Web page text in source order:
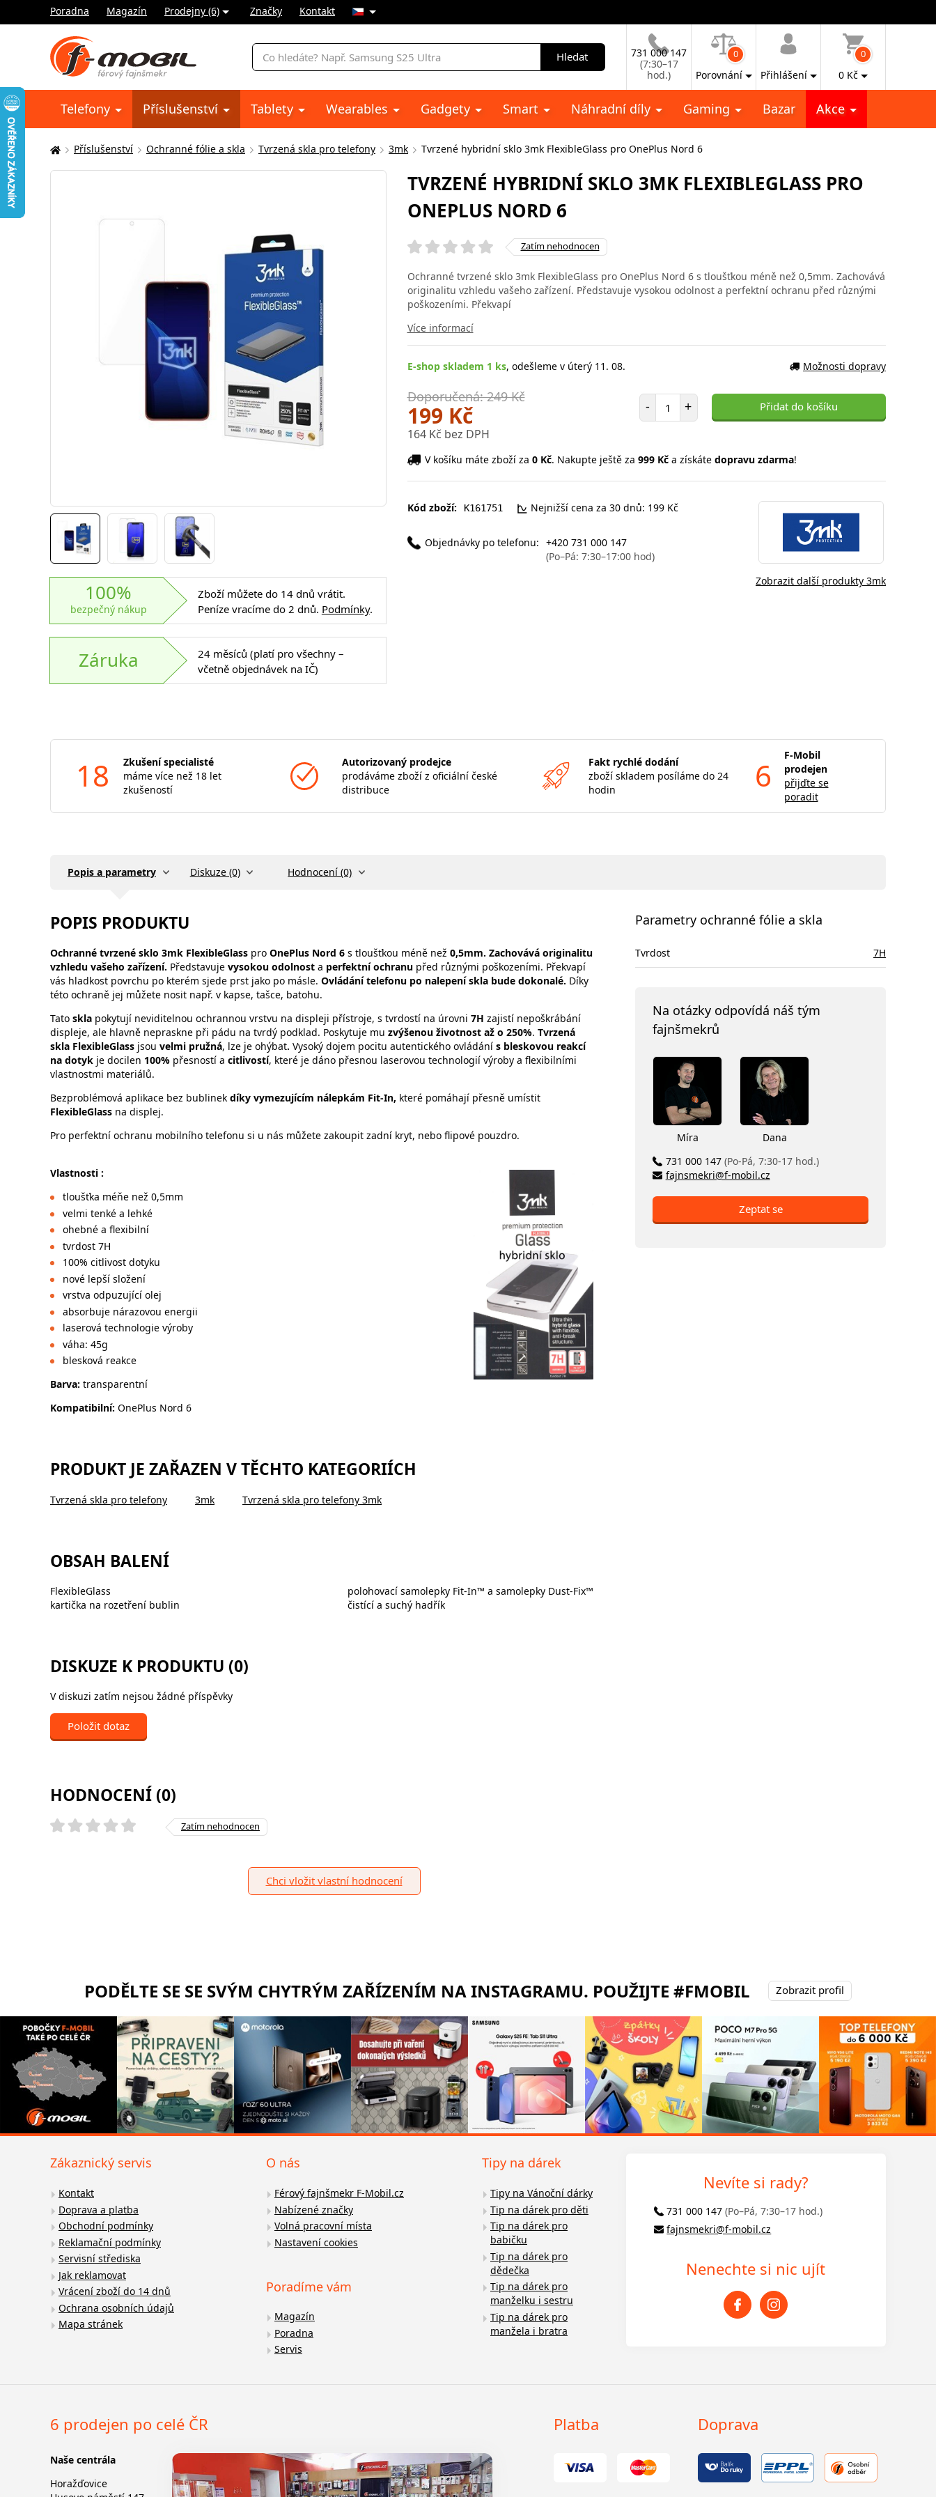
Poradna Magazín Prodejny (6) Značky Kontakt
Vyhledávání
Hledat
731 000 147
(7:30–17
hod.)
0
Porovnání Přihlášení
0
0 Kč
Telefony Příslušenství Tablety Wearables Gadgety Smart Náhradní díly Gaming Bazar Akce
Zde
se
Příslušenství Ochranné fólie a skla Tvrzená skla pro telefony 3mk Tvrzené hybridní sklo 3mk FlexibleGlass pro OnePlus Nord 6
100%
bezpečný nákup
Zboží můžete do 14 dnů vrátit.
Peníze vracíme do 2 dnů. Podmínky.
Záruka
24 měsíců (platí pro všechny –
včetně objednávek na IČ)
TVRZENÉ HYBRIDNÍ SKLO 3MK FLEXIBLEGLASS PRO
ONEPLUS NORD 6
Zatím nehodnocen
Ochranné tvrzené sklo 3mk FlexibleGlass pro OnePlus Nord 6 s tloušťkou méně než 0,5mm. Zachovává
originalitu vzhledu vašeho zařízení. Představuje vysokou odolnost a perfektní ochranu před různými
poškozeními. Překvapí
Více informací
E-shop skladem 1 ks, odešleme v úterý 11. 08. Možnosti dopravy
Doporučená: 249 Kč
199 Kč
164 Kč bez DPH
- Počet položek
+ Přidat do košíku
V košíku máte zboží za 0 Kč. Nakupte ještě za 999 Kča získáte dopravu zdarma!
Kód zboží: K161751 Nejnižší cena za 30 dnů: 199 Kč
Objednávky po telefonu: +420 731 000 147
(Po–Pá: 7:30–17:00 hod)
Zobrazit další produkty 3mk
18
Zkušení specialisté
máme více než 18 let
zkušeností
Autorizovaný prodejce
prodáváme zboží z oficiální české
distribuce
Fakt rychlé dodání
zboží skladem posíláme do 24
hodin
6
F-Mobil
prodejen
přijďte se
poradit
Popis a parametry Diskuze (0) Hodnocení (0)
POPIS PRODUKTU
Ochranné tvrzené sklo 3mk FlexibleGlass pro OnePlus Nord 6 s tloušťkou méně než 0,5mm. Zachovává originalitu
vzhledu vašeho zařízení. Představuje vysokou odolnost a perfektní ochranu před různými poškozeními. Překvapí
vás hladkost povrchu po kterém sjede prst jako po másle. Ovládání telefonu po nalepení skla bude dokonalé. Díky
této ochraně jej můžete nosit např. v kapse, tašce, batohu.
Tato skla pokytují neviditelnou ochrannou vrstvu na displeji přístroje, s tvrdostí na úrovni 7H zajistí nepoškrábání
displeje, ale hlavně nepraskne při pádu na tvrdý podklad. Poskytuje mu zvýšenou životnost až o 250%. Tvrzená
skla FlexibleGlass jsou velmi pružná, lze je ohýbat. Vysoký dojem pocitu autentického ovládání s bleskovou reakcí
na dotyk je docilen 100% přesností a citlivostí, které je dáno přesnou laserovou technologií výroby a flexibilními
vlastnostmi materiálů.
Bezproblémová aplikace bez bublinek díky vymezujícím nálepkám Fit-In, které pomáhají přesně umístit
FlexibleGlass na displej.
Pro perfektní ochranu mobilního telefonu si u nás můžete zakoupit zadní kryt, nebo flipové pouzdro.
Vlastnosti :
tloušťka méňe než 0,5mm
velmi tenké a lehké
ohebné a flexibilní
tvrdost 7H
100% citlivost dotyku
nové lepší složení
vrstva odpuzující olej
absorbuje nárazovou energii
laserová technologie výroby
váha: 45g
blesková reakce
Barva: transparentní
Kompatibilní: OnePlus Nord 6
PRODUKT JE ZAŘAZEN V TĚCHTO KATEGORIÍCH
Tvrzená skla pro telefony 3mk Tvrzená skla pro telefony 3mk
OBSAH BALENÍ
FlexibleGlass
kartička na rozetření bublin
polohovací samolepky Fit-In™ a samolepky Dust-Fix™
čistící a suchý hadřík
DISKUZE K PRODUKTU (0)
V diskuzi zatím nejsou žádné příspěvky
Položit dotaz
HODNOCENÍ (0)
Zatím nehodnocen
Chci vložit vlastní hodnocení
Parametry ochranné fólie a skla
Tvrdost 7H
Na otázky odpovídá náš tým
fajnšmekrů
Míra
Dana
731 000 147 (Po-Pá, 7:30-17 hod.)
fajnsmekri@f-mobil.cz
Zeptat se
PODĚLTE SE SE SVÝM CHYTRÝM ZAŘÍZENÍM NA INSTAGRAMU. POUŽIJTE #FMOBIL Zobrazit profil
Zákaznický servis
Kontakt
Doprava a platba
Obchodní podmínky
Reklamační podmínky
Servisní střediska
Jak reklamovat
Vrácení zboží do 14 dnů
Ochrana osobních údajů
Mapa stránek
O nás
Férový fajnšmekr F-Mobil.cz
Nabízené značky
Volná pracovní místa
Nastavení cookies
Poradíme vám
Magazín
Poradna
Servis
Tipy na dárek
Tipy na Vánoční dárky
Tip na dárek pro děti
Tip na dárek pro
babičku
Tip na dárek pro
dědečka
Tip na dárek pro
manželku i sestru
Tip na dárek pro
manžela i bratra
Nevíte si rady?
731 000 147 (Po–Pá, 7:30–17 hod.)
fajnsmekri@f-mobil.cz
Nenechte si nic ujít
6 prodejen po celé ČR
Naše centrála
Horažďovice
Platba Doprava